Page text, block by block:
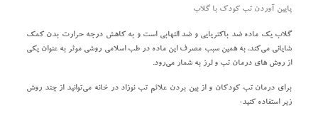
پایین آوردن تب کودک با گلاب
گلاب یک ماده ضد باکتریایی و ضد التهابی است و به کاهش درجه حرارت بدن کمک
شایانی می‌کند، به همین سبب مصرف این ماده در طب اسلامی روشی موثر به عنوان یکی
از روش‌ های درمان تب و لرز به شمار می‌رود.
برای درمان تب کودکان و از بین بردن علائم تب نوزاد در خانه می‌توانید از چند روش
زیر استفاده کنید: